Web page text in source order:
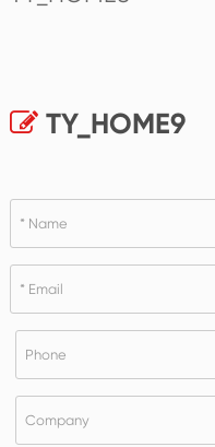
TY_HOME9